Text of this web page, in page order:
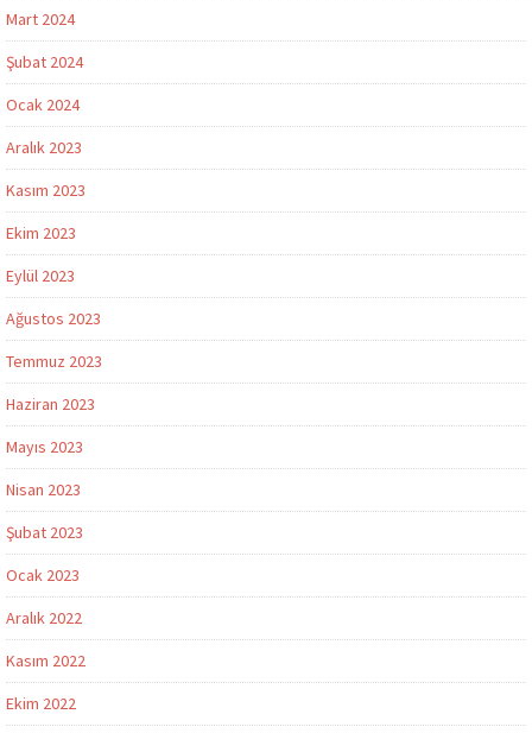
Mart 2024
Şubat 2024
Ocak 2024
Aralık 2023
Kasım 2023
Ekim 2023
Eylül 2023
Ağustos 2023
Temmuz 2023
Haziran 2023
Mayıs 2023
Nisan 2023
Şubat 2023
Ocak 2023
Aralık 2022
Kasım 2022
Ekim 2022